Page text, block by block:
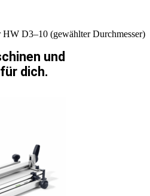
D3–10 (gewählter Durchmesser)
und
dich.